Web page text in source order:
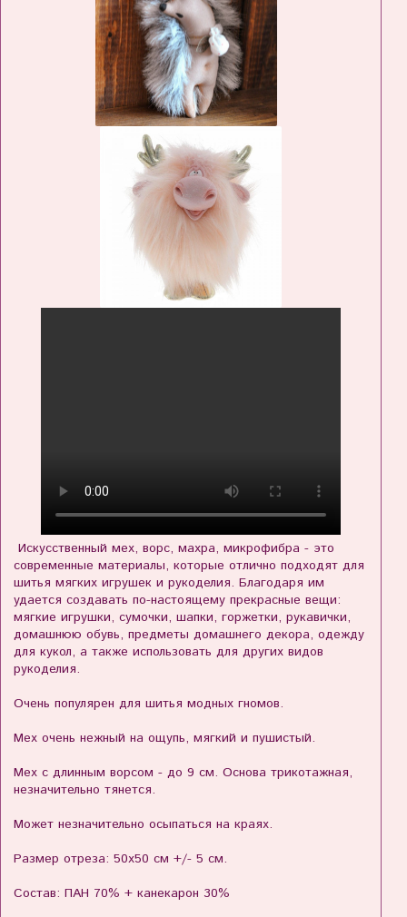
Искусственный мех, ворс, махра, микрофибра - это
современные материалы, которые отлично подходят для
шитья мягких игрушек и рукоделия. Благодаря им
удается создавать по-настоящему прекрасные вещи:
мягкие игрушки, сумочки, шапки, горжетки, рукавички,
домашнюю обувь, предметы домашнего декора, одежду
для кукол, а также использовать для других видов
рукоделия.
Очень популярен для шитья модных гномов.
Мех очень нежный на ощупь, мягкий и пушистый.
Мех с длинным ворсом - до 9 см. Основа трикотажная,
незначительно тянется.
Может незначительно осыпаться на краях.
Размер отреза: 50х50 см +/- 5 см.
Состав: ПАН 70% + канекарон 30%